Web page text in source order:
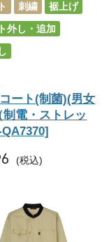
刺繍
裾上げ
外し・追加
ート(制菌)(男女
制電・ストレッ
税込